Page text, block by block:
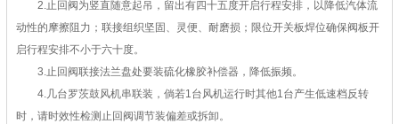
2.止回阀为竖直随意起吊，留出有四十五度开启行程安排，以降低汽体流
动性的摩擦阻力；联接组织坚固、灵便、耐磨损；限位开关板焊位确保阀板开
启行程安排不小于六十度。
3.止回阀联接法兰盘处要装硫化橡胶补偿器，降低振频。
4.几台罗茨鼓风机串联装，倘若1台风机运行时其他1台产生低速档反转
时，请时效性检测止回阀调节装偏差或拆卸。